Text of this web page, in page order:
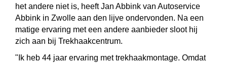
het andere niet is, heeft Jan Abbink van Autoservice
Abbink in Zwolle aan den lijve ondervonden. Na een
matige ervaring met een andere aanbieder sloot hij
zich aan bij Trekhaakcentrum.
"Ik heb 44 jaar ervaring met trekhaakmontage. Omdat